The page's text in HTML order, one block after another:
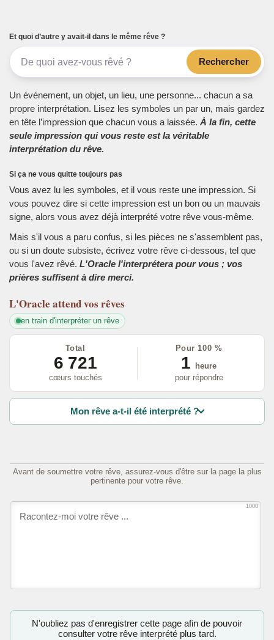
Et quoi d’autre y avait-il dans le même rêve ?
Rechercher
Un événement, un objet, un lieu, une personne... chacun a sa
propre interprétation. Lisez les symboles un par un, mais gardez
en tête l’impression que chacun vous a laissée. À la fin, cette
seule impression qui vous reste est la véritable
interprétation du rêve.
Si ça ne vous quitte toujours pas
Vous avez lu les symboles, et il vous reste une impression. Si
vous pouvez dire si cette impression est un bon ou un mauvais
signe, alors vous avez déjà interprété votre rêve vous-même.
Mais s'il vous a paru confus, si les pièces ne s'assemblent pas,
ou si un doute subsiste, écrivez votre rêve ci-dessous, tel que
vous l'avez rêvé. L'Oracle l'interprétera pour vous ; vos
prières suffisent à dire merci.
L'Oracle attend vos rêves
en train d'interpréter un rêve
Total
6 721
cœurs touchés
Pour 100 %
1
heure
pour répondre
Mon rêve a-t-il été interprété ?
Avant de soumettre votre rêve, assurez-vous d'être sur la page la plus
pertinente pour votre rêve.
1000
N'oubliez pas d'enregistrer cette page afin de pouvoir
consulter votre rêve interprété plus tard.